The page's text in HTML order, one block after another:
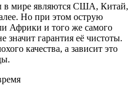
в мире являются США, Китай,
Но при этом острую
Африки и того же самого
значит гарантия её чистоты.
качества, а зависит это